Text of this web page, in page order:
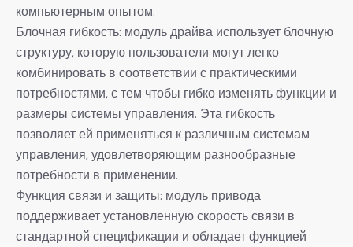
компьютерным опытом.
Блочная гибкость: модуль драйва использует блочную
структуру, которую пользователи могут легко
комбинировать в соответствии с практическими
потребностями, с тем чтобы гибко изменять функции и
размеры системы управления. Эта гибкость
позволяет ей применяться к различным системам
управления, удовлетворяющим разнообразные
потребности в применении.
Функция связи и защиты: модуль привода
поддерживает установленную скорость связи в
стандартной спецификации и обладает функцией